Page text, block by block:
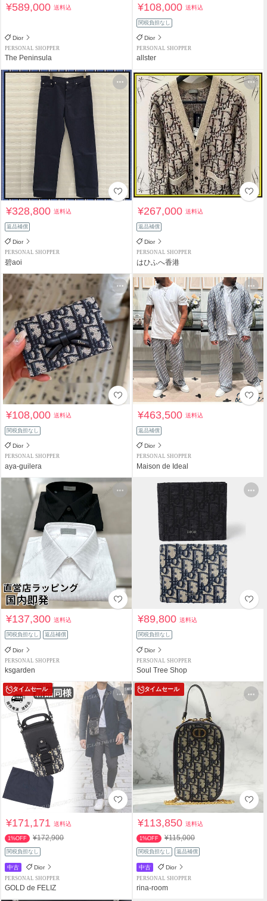
¥589,000送料込
Dior
PERSONAL SHOPPER
The Peninsula
¥108,000送料込
関税負担なし
Dior
PERSONAL SHOPPER
allster
¥328,800送料込
返品補償
Dior
PERSONAL SHOPPER
碧aoi
¥267,000送料込
返品補償
Dior
PERSONAL SHOPPER
はひふへ香港
¥108,000送料込
関税負担なし
Dior
PERSONAL SHOPPER
aya-guilera
¥463,500送料込
返品補償
Dior
PERSONAL SHOPPER
Maison de Ideal
¥137,300送料込
関税負担なし 返品補償
Dior
PERSONAL SHOPPER
ksgarden
¥89,800送料込
関税負担なし
Dior
PERSONAL SHOPPER
Soul Tree Shop
タイムセール
¥171,171送料込
1%OFF ¥172,900
関税負担なし
中古 Dior
PERSONAL SHOPPER
GOLD de FELIZ
タイムセール
¥113,850送料込
1%OFF ¥115,000
関税負担なし 返品補償
中古 Dior
PERSONAL SHOPPER
rina-room